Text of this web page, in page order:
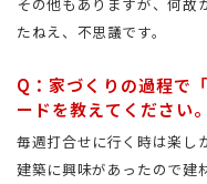
その他もありますが、何故
たねえ、不思議です。
Q：家づくりの過程で
ードを教えてください。
毎週打合せに行く時は楽し
建築に興味があったので建